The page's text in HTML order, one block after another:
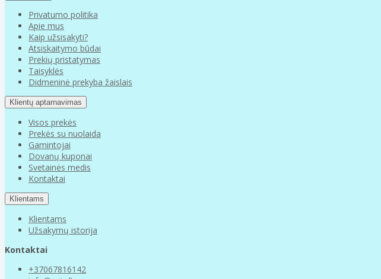
Privatumo politika
Apie mus
Kaip užsisakyti?
Atsiskaitymo būdai
Prekių pristatymas
Taisyklės
Didmeninė prekyba žaislais
Klientų aptarnavimas
Visos prekės
Prekės su nuolaida
Gamintojai
Dovanų kuponai
Svetainės medis
Kontaktai
Klientams
Klientams
Užsakymų istorija
Kontaktai
+37067816142